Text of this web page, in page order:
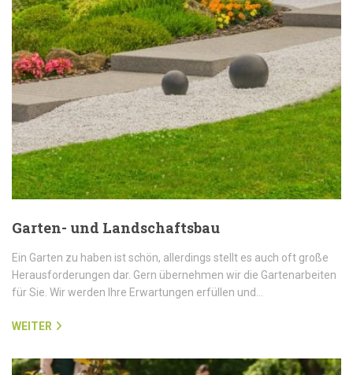
Garten- und Landschaftsbau
Ein Garten zu haben ist schön, allerdings stellt es auch oft große
Herausforderungen dar. Gern übernehmen wir die Gartenarbeiten
für Sie. Wir werden Ihre Erwartungen erfüllen und…
WEITER